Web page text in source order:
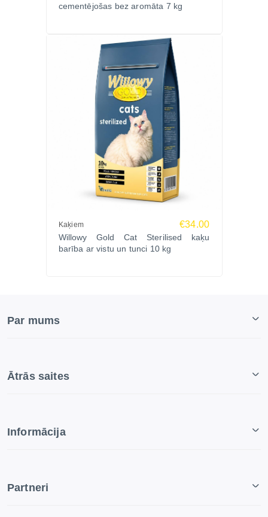
cementējošas bez aromāta 7 kg
Kaķiem €34.00
Willowy Gold Cat Sterilised kaķu
barība ar vistu un tunci 10 kg
Par mums
Ātrās saites
Informācija
Partneri